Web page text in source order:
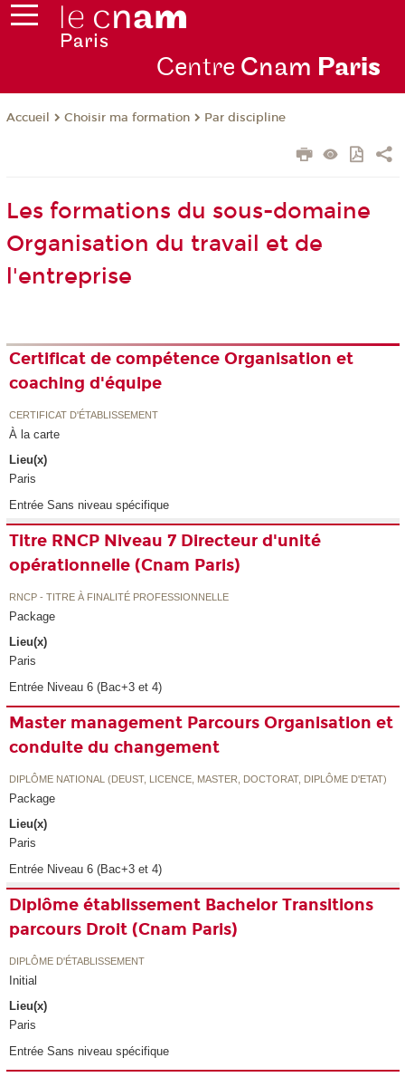
Centre Cnam Paris
Accueil Choisir ma formation Par discipline
Les formations du sous-domaine
Organisation du travail et de
l'entreprise
Certificat de compétence Organisation et
coaching d'équipe
CERTIFICAT D'ÉTABLISSEMENT
À la carte
Lieu(x)
Paris
Entrée Sans niveau spécifique
Titre RNCP Niveau 7 Directeur d'unité
opérationnelle (Cnam Paris)
RNCP - TITRE À FINALITÉ PROFESSIONNELLE
Package
Lieu(x)
Paris
Entrée Niveau 6 (Bac+3 et 4)
Master management Parcours Organisation et
conduite du changement
DIPLÔME NATIONAL (DEUST, LICENCE, MASTER, DOCTORAT, DIPLÔME D'ETAT)
Package
Lieu(x)
Paris
Entrée Niveau 6 (Bac+3 et 4)
Diplôme établissement Bachelor Transitions
parcours Droit (Cnam Paris)
DIPLÔME D'ÉTABLISSEMENT
Initial
Lieu(x)
Paris
Entrée Sans niveau spécifique